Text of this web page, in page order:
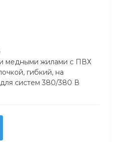
медными жилами с ПВХ
гибкий, на
систем 380/380 В